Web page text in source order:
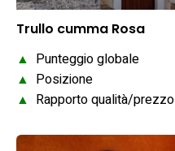
Trullo cumma Rosa
▲ Punteggio globale
▲ Posizione
▲ Rapporto qualità/prezzo